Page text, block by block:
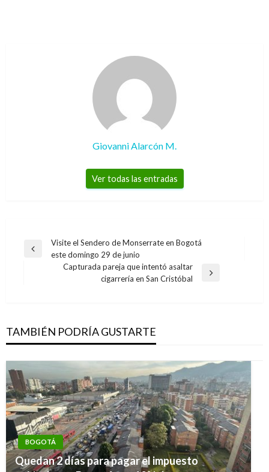
Giovanni Alarcón M.
Ver todas las entradas
Navegación
Entrada
Visite el Sendero de Monserrate en Bogotá
este domingo 29 de junio
Capturada pareja que intentó asaltar
cigarrería en San Cristóbal
TAMBIÉN PODRÍA GUSTARTE
BOGOTÁ
Quedan 2 días para pagar el impuesto